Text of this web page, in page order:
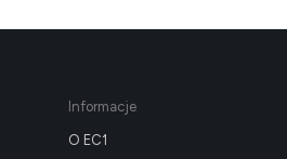
Informacje
O EC1